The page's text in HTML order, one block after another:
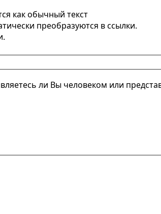
как обычный текст
преобразуются в ссылки.
ли Вы человеком или